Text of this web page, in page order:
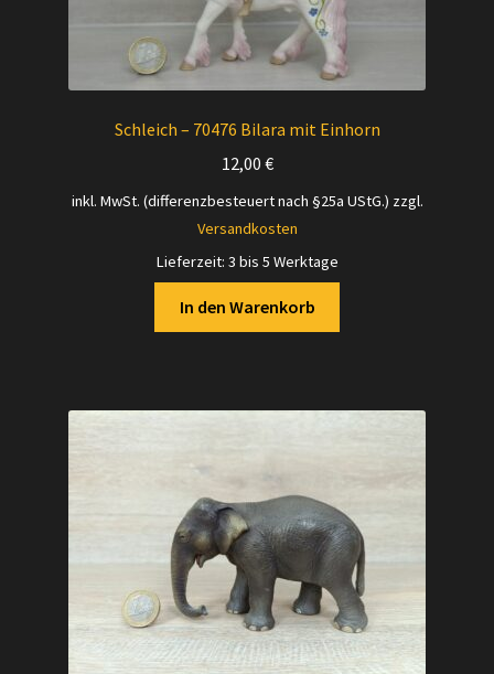
Schleich – 70476 Bilara mit Einhorn
12,00 €
inkl. MwSt. (differenzbesteuert nach §25a UStG.) zzgl.
Versandkosten
Lieferzeit: 3 bis 5 Werktage
In den Warenkorb